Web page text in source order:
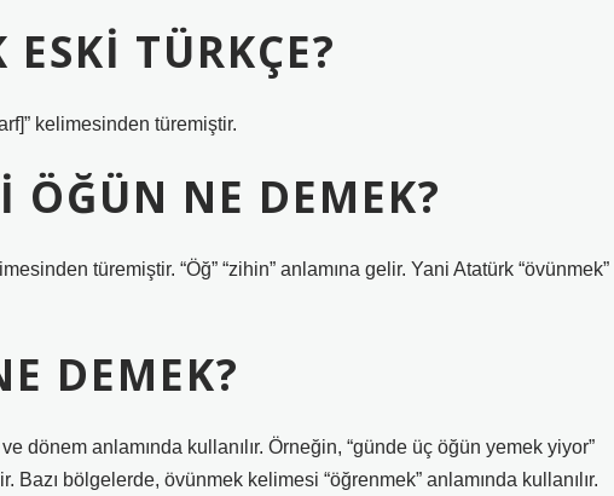
TÜRKÇE?
kelimesinden türemiştir.
ÖĞÜN NE DEMEK?
türemiştir. “Öğ” “zihin” anlamına gelir. Yani Atatürk “övünmek”
DEMEK?
dönem anlamında kullanılır. Örneğin, “günde üç öğün yemek yiyor”
bölgelerde, övünmek kelimesi “öğrenmek” anlamında kullanılır.